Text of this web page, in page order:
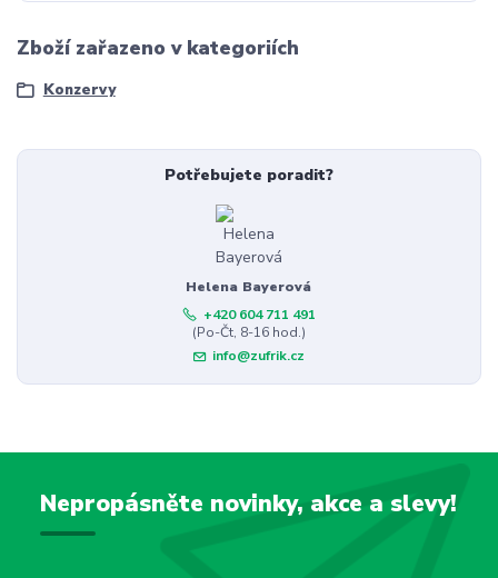
Zboží zařazeno v kategoriích
Konzervy
Potřebujete poradit?
Helena Bayerová
+420 604 711 491
(Po-Čt, 8-16 hod.)
info@zufrik.cz
Nepropásněte novinky, akce a slevy!